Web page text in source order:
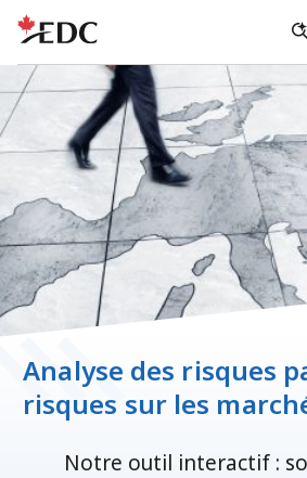
Analyse des risques
risques sur les
Notre outil interactif :